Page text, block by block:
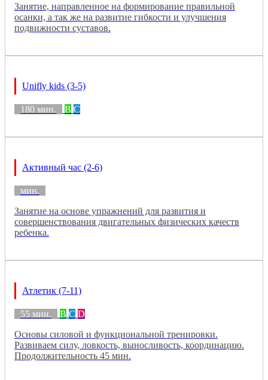
Занятие, направленное на формирование правильной
осанки, а так же на развитие гибкости и улучшения
подвижности суставов.
Unifly kids (3-5)
180 мин. B C
Активный час (2-6)
мин.
Занятие на основе упражнений для развития и
совершенствования двигательных физических качеств
ребенка.
Атлетик (7-11)
55 мин. B C D
Основы силовой и функциональной тренировки.
Развиваем силу, ловкость, выносливость, координацию.
Продолжительность 45 мин.